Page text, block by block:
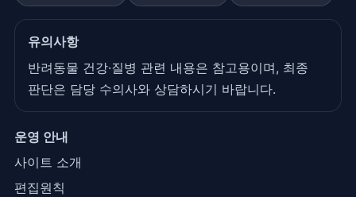
유의사항
반려동물 건강·질병 관련 내용은 참고용이며, 최종
판단은 담당 수의사와 상담하시기 바랍니다.
운영 안내
사이트 소개
편집원칙